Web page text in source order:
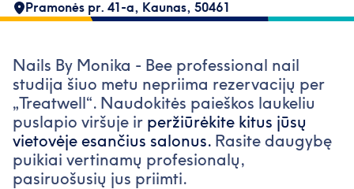
Pramonės pr. 41-a, Kaunas, 50461
Nails By Monika - Bee professional nail
studija šiuo metu nepriima rezervacijų per
„Treatwell“. Naudokitės paieškos laukeliu
puslapio viršuje ir peržiūrėkite kitus jūsų
vietovėje esančius salonus. Rasite daugybę
puikiai vertinamų profesionalų,
pasiruošusių jus priimti.